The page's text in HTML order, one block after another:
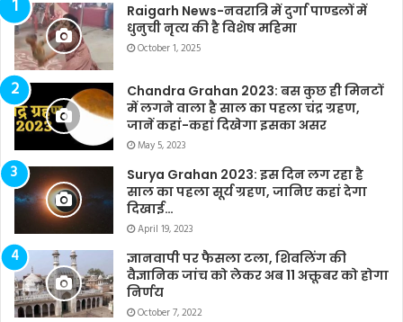
Raigarh News-नवरात्रि में दुर्गा पाण्डलों में
धुनुची नृत्य की है विशेष महिमा
October 1, 2025
Chandra Grahan 2023: बस कुछ ही मिनटों
में लगने वाला है साल का पहला चंद्र ग्रहण,
जानें कहां-कहां दिखेगा इसका असर
May 5, 2023
Surya Grahan 2023: इस दिन लग रहा है
साल का पहला सूर्य ग्रहण, जानिए कहां देगा
दिखाई…
April 19, 2023
ज्ञानवापी पर फैसला टला, शिवलिंग की
वैज्ञानिक जांच को लेकर अब 11 अक्तूबर को होगा
निर्णय
October 7, 2022